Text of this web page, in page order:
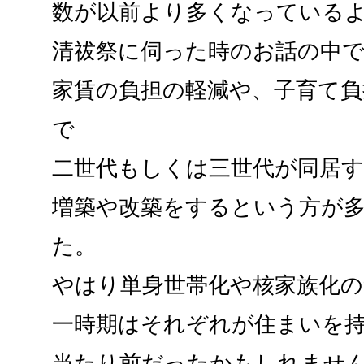
数が以前より多くなっている
清祓祭に伺った時のお話の中
家賃の負担の軽減や、子育て
で
二世代もしくは三世代が同居
増築や改築をするという方が
た。
やはり単身世帯化や核家族化
一時期はそれぞれが住まいを